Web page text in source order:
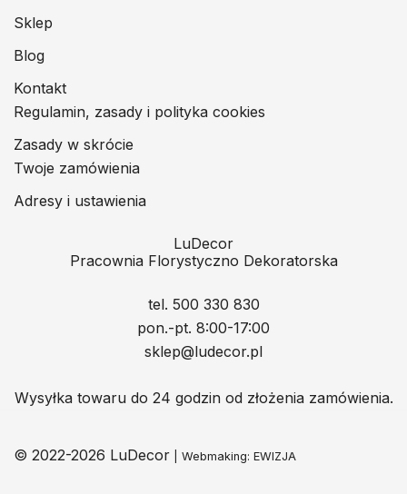
Sklep
Blog
Kontakt
Regulamin, zasady i polityka cookies
Zasady w skrócie
Twoje zamówienia
Adresy i ustawienia
LuDecor
Pracownia Florystyczno Dekoratorska
tel. 500 330 830
pon.-pt. 8:00-17:00
sklep@ludecor.pl
Wysyłka towaru do 24 godzin od złożenia zamówienia.
© 2022-2026 LuDecor | Webmaking: EWIZJA